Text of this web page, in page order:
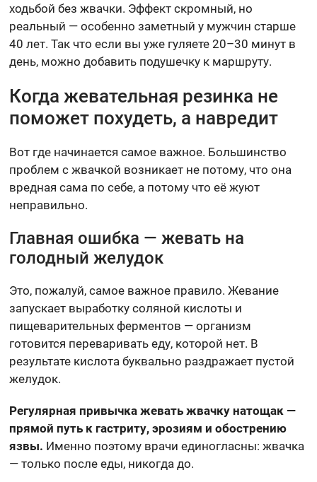
ходьбой без жвачки. Эффект скромный, но
реальный — особенно заметный у мужчин старше
40 лет. Так что если вы уже гуляете 20–30 минут в
день, можно добавить подушечку к маршруту.
Когда жевательная резинка не
поможет похудеть, а навредит
Вот где начинается самое важное. Большинство
проблем с жвачкой возникает не потому, что она
вредная сама по себе, а потому что её жуют
неправильно.
Главная ошибка — жевать на
голодный желудок
Это, пожалуй, самое важное правило. Жевание
запускает выработку соляной кислоты и
пищеварительных ферментов — организм
готовится переваривать еду, которой нет. В
результате кислота буквально раздражает пустой
желудок.
Регулярная привычка жевать жвачку натощак —
прямой путь к гастриту, эрозиям и обострению
язвы. Именно поэтому врачи единогласны: жвачка
— только после еды, никогда до.